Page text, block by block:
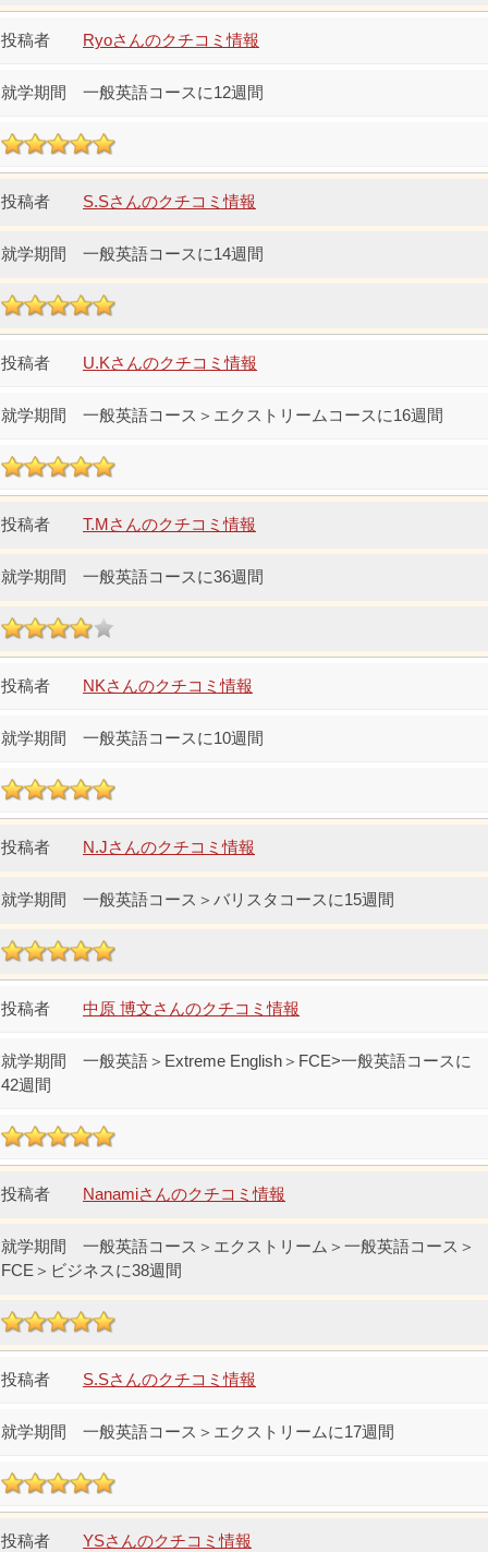
Ryoさんのクチコミ情報
一般英語コースに12週間
S.Sさんのクチコミ情報
一般英語コースに14週間
U.Kさんのクチコミ情報
一般英語コース＞エクストリームコースに16週間
T.Mさんのクチコミ情報
一般英語コースに36週間
NKさんのクチコミ情報
一般英語コースに10週間
N.Jさんのクチコミ情報
一般英語コース＞バリスタコースに15週間
中原 博文さんのクチコミ情報
一般英語＞Extreme English＞FCE>一般英語コースに
42週間
Nanamiさんのクチコミ情報
一般英語コース＞エクストリーム＞一般英語コース＞
FCE＞ビジネスに38週間
S.Sさんのクチコミ情報
一般英語コース＞エクストリームに17週間
YSさんのクチコミ情報